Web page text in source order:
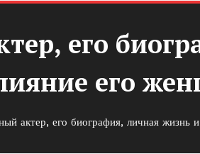
его
его
актер, его биография, личная жизнь